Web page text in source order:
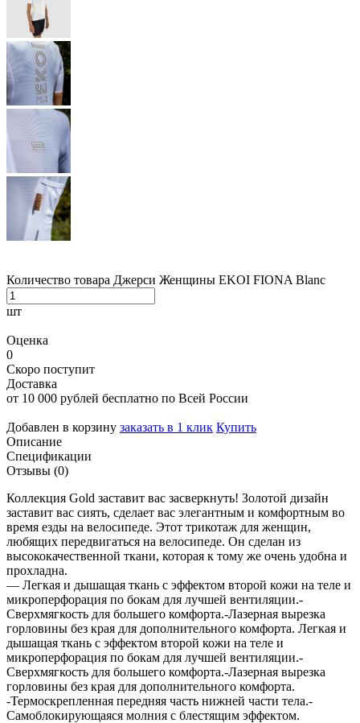
Количество товара Джерси Женщины EKOI FIONA Blanc
шт
Оценка
0
Скоро поступит
Доставка
от 10 000 рублей бесплатно по Всей России
Добавлен в корзину заказать в 1 клик Купить
Описание
Спецификации
Отзывы (0)
Коллекция Gold заставит вас засверкнуть! Золотой дизайн
заставит вас сиять, сделает вас элегантным и комфортным во
время езды на велосипеде. Этот трикотаж для женщин,
любящих передвигаться на велосипеде. Он сделан из
высококачественной ткани, которая к тому же очень удобна и
прохладна.
— Легкая и дышащая ткань с эффектом второй кожи на теле и
микроперфорация по бокам для лучшей вентиляции.-
Сверхмягкость для большего комфорта.-Лазерная вырезка
горловины без края для дополнительного комфорта. Легкая и
дышащая ткань с эффектом второй кожи на теле и
микроперфорация по бокам для лучшей вентиляции.-
Сверхмягкость для большего комфорта.-Лазерная вырезка
горловины без края для дополнительного комфорта.
-Термоскрепленная передняя часть нижней части тела.-
Самоблокирующаяся молния с блестящим эффектом.